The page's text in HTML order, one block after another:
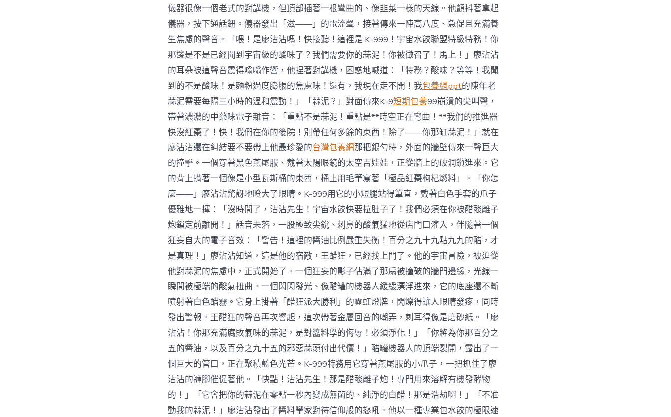
儀器很像一個老式的對講機，但頂部插著一根彎曲的、像韭菜一樣的天線。他顫抖著拿起
儀器，按下通話鈕。儀器發出「滋——」的電流聲，接著傳來一陣高八度、急促且充滿養
生焦慮的聲音。「喂！是廖沾沾嗎！快接聽！這裡是 K-999！宇宙水餃聯盟特級特務！你
那邊是不是已經聞到宇宙級的酸味了？我們需要你的蒜泥！你被徵召了！馬上！」廖沾沾
的耳朵被這聲音震得嗡嗡作響，他捏著對講機，困惑地喊道：「特務？酸味？等等！我聞
到的不是酸味！是麵粉過度膨脹的焦慮味！還有，我現在走不開！我包養網ppt的陳年老
蒜泥需要每隔三小時的溫和震動！」「蒜泥？」對面傳來K-9短期包養99崩潰的尖叫聲，
帶著濃濃的中藥味電子雜音：「重點不是蒜泥！重點是**時空正在彎曲！**我們的推進器
快沒紅棗了！快！我們在你的後院！別帶任何多餘的東西！除了——你那缸蒜泥！」就在
廖沾沾還在糾結要不要帶上他最珍愛的台灣包養網那把銀勺時，外面的牆壁傳來一聲巨大
的撞擊。一個穿著黑色燕尾服、戴著太陽眼鏡的太空吉娃娃，正從牆上的破洞鑽進來。它
的背上揹著一個像是小型瓦斯桶的東西，桶上用毛筆寫著「極品紅棗枸杞燃料」。「你怎
麼——」廖沾沾驚訝地瞪大了眼睛。K-999用它的小短腿站得筆直，戴著白色手套的爪子
優雅地一揮：「沒時間了，沾沾先生！宇宙水餃快要拉肚子了！我們必須在你被醋酸離子
炮鎖定前離開！」話音未落，一股極致尖銳、刺鼻的酸氣猛地從店門口灌入，伴隨著一個
狂妄自大的電子音效：「警告！這裡的醬油比例嚴重失衡！百分之九十九點九九的醋，才
是真理！」廖沾沾知道，這是他的宿敵，王醋狂，已經找上門了。他的宇宙冒險，被迫從
他對蒜泥的焦慮中，正式開始了。一個狂妄的影子佔滿了那扇被撞破的牆門邊緣，光線一
瞬間被極端的酸氣扭曲。一個閃閃發光、像醋罐的機器人緩緩漂浮進來，它的底座還不斷
噴射著白色醋霧。它身上掛著「醋狂派大勝利」的霓虹燈牌，閃爍得讓人眼睛發疼，同時
發出警報。王醋狂的聲音再次響起，這次帶著金屬回音的嘲弄，刺耳得像是磨砂紙。「廖
沾沾！你那充滿腐敗氣味的蒜泥，是對醬料學的侮辱！必須淨化！」「你將為你那百分之
五的醬油，以及百分之九十五的邪惡蒜頭付出代價！」醋罐機器人的頂端裂開，露出了一
個巨大的管口，正在聚積藍色光芒。K-999特務用它穿著燕尾服的小爪子，一把抓住了廖
沾沾的褲腳催促著他。「快點！沾沾先生！那是醋酸離子炮！專門用來溶解有機發酵物
的！」「它會把你的蒜泥在零點一秒內變成無菌的、純淨的白醋！那是浩劫啊！」「不准
動我的蒜泥！」廖沾沾發出了醬料學家對待信仰般的怒吼。他以一種專業包水餃的極限速